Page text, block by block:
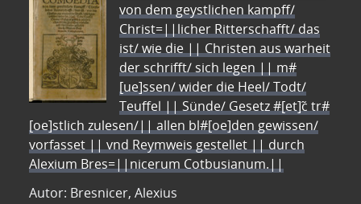
von dem geystlichen kampff/
Christ=||licher Ritterschafft/ das
ist/ wie die || Christen aus warheit
der schrifft/ sich legen || m#
[ue]ssen/ wider die Heel/ Todt/
Teuffel || Sünde/ Gesetz #[et]c̃ tr#
[oe]stlich zulesen/|| allen bl#[oe]den gewissen/
vorfasset || vnd Reymweis gestellet || durch
Alexium Bres=||nicerum Cotbusianum.||
Autor: Bresnicer, Alexius